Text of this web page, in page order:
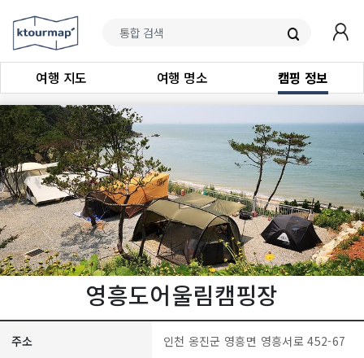
여행 지도 여행 명소 캠핑 정보
영흥도어울림캠핑장
주소 인천 옹진군 영흥면 영흥서로 452-67